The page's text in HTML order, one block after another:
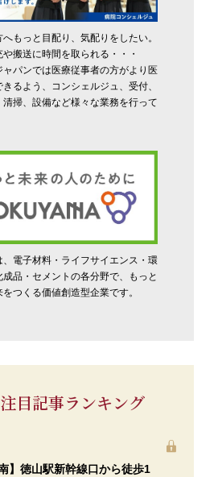
もっと目配り、気配りをしたい。
搬送に時間を取られる・・・
ャパンでは医療従事者の方がより医
るよう、コンシェルジュ、受付、
清掃、設備など様々な業務を行って
、電子材料・ライフサイエンス・環
成品・セメントの各分野で、もっと
つくる価値創造型企業です。
目記事ランキング
南】徳山駅新幹線口から徒歩1